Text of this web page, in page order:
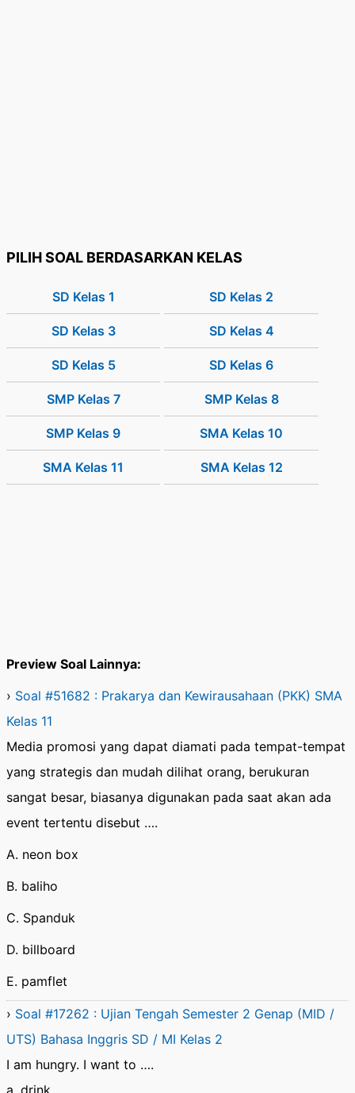
PILIH SOAL BERDASARKAN KELAS
SD Kelas 1 SD Kelas 2
SD Kelas 3 SD Kelas 4
SD Kelas 5 SD Kelas 6
SMP Kelas 7 SMP Kelas 8
SMP Kelas 9 SMA Kelas 10
SMA Kelas 11 SMA Kelas 12
Preview Soal Lainnya:
› Soal #51682 : Prakarya dan Kewirausahaan (PKK) SMA
Kelas 11
Media promosi yang dapat diamati pada tempat-tempat
yang strategis dan mudah dilihat orang, berukuran
sangat besar, biasanya digunakan pada saat akan ada
event tertentu disebut ….
A. neon box
B. baliho
C. Spanduk
D. billboard
E. pamflet
› Soal #17262 : Ujian Tengah Semester 2 Genap (MID /
UTS) Bahasa Inggris SD / MI Kelas 2
I am hungry. I want to ….
a. drink